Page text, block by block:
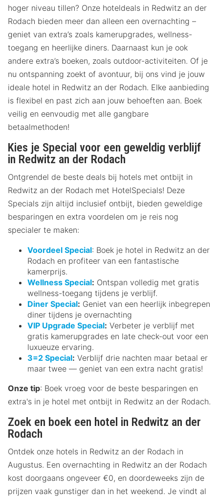
hoger niveau tillen? Onze hoteldeals in Redwitz an der
Rodach bieden meer dan alleen een overnachting –
geniet van extra’s zoals kamerupgrades, wellness-
toegang en heerlijke diners. Daarnaast kun je ook
andere extra’s boeken, zoals outdoor-activiteiten. Of je
nu ontspanning zoekt of avontuur, bij ons vind je jouw
ideale hotel in Redwitz an der Rodach. Elke aanbieding
is flexibel en past zich aan jouw behoeften aan. Boek
veilig en eenvoudig met alle gangbare
betaalmethoden!
Kies je Special voor een geweldig verblijf
in Redwitz an der Rodach
Ontgrendel de beste deals bij hotels met ontbijt in
Redwitz an der Rodach met HotelSpecials! Deze
Specials zijn altijd inclusief ontbijt, bieden geweldige
besparingen en extra voordelen om je reis nog
specialer te maken:
Voordeel Special: Boek je hotel in Redwitz an der
Rodach en profiteer van een fantastische
kamerprijs.
Wellness Special: Ontspan volledig met gratis
wellness-toegang tijdens je verblijf.
Diner Special: Geniet van een heerlijk inbegrepen
diner tijdens je overnachting
VIP Upgrade Special: Verbeter je verblijf met
gratis kamerupgrades en late check-out voor een
luxueuze ervaring.
3=2 Special: Verblijf drie nachten maar betaal er
maar twee — geniet van een extra nacht gratis!
Onze tip: Boek vroeg voor de beste besparingen en
extra's in je hotel met ontbijt in Redwitz an der Rodach.
Zoek en boek een hotel in Redwitz an der
Rodach
Ontdek onze hotels in Redwitz an der Rodach in
Augustus. Een overnachting in Redwitz an der Rodach
kost doorgaans ongeveer €0, en doordeweeks zijn de
prijzen vaak gunstiger dan in het weekend. Je vindt al